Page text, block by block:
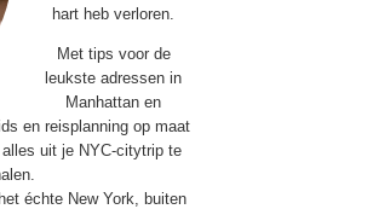
hart heb verloren.
Met tips voor de
leukste adressen in
Manhattan en
en reisplanning op maat
uit je NYC-citytrip te
échte New York, buiten